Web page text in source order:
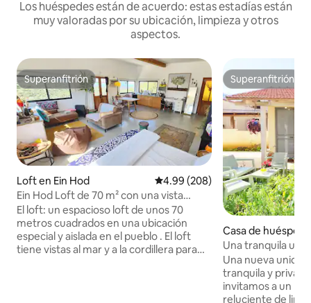
Los huéspedes están de acuerdo: estas estadías están
muy valoradas por su ubicación, limpieza y otros
aspectos.
Superanfitrión
Superanfitrión
Loft en Ein Hod Calificación promedio: 4.99 de
4.99 (208)
Ein Hod Loft de 70 m² con una vista
panorámica mágica y espectacular del
mar y la montaña
El loft: un espacioso loft de unos 70
metros cuadrados en una ubicación
especial y aislada en el pueblo . El loft
tiene vistas al mar y a la cordillera para
Superanfitrión
Superanfitrión
Casa de
es Hanna-Karkur
Una tranquila
patio privado en
Una nueva
tranquila y
invitamos a un
reluciente de